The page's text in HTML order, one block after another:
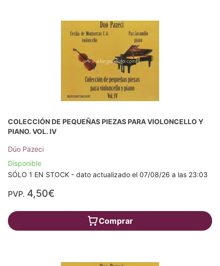
COLECCIÓN DE PEQUEÑAS PIEZAS PARA VIOLONCELLO Y
PIANO. VOL. IV
Dúo Pazeci
Disponible
SÓLO 1 EN STOCK - dato actualizado el 07/08/26 a las 23:03
PVP. 4,50€
Comprar